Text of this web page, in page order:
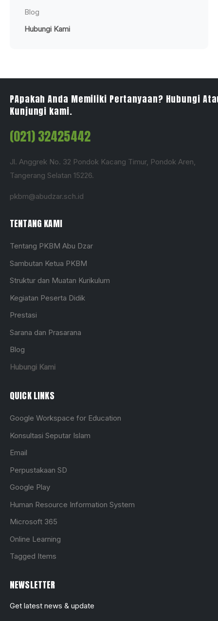
Blog
Hubungi Kami
PApakah Anda Memiliki Pertanyaan? Hubungi
Kunjungi kami.
(021) 32425442
Jl. Anggrek No. 32 Pondok Kacang Timur, Pondok Aren,
Tangerang Selatan 15226.
pkbm@abudzar.sch.id
TENTANG KAMI
Tentang PKBM Abu Dzar
Sambutan Ketua PKBM
Struktur dan Muatan Kurikulum
Kegiatan Peserta Didik
Prestasi
Sarana dan Prasarana
Blog
Hubungi Kami
QUICK LINKS
Google Workspace for Education
Konsultasi Seputar Islam
Email
Perpustakaan SD
Google Play
Human Resource Information System
Microsoft 365
Online Learning
Tagged Items
NEWSLETTER
Get latest news & update